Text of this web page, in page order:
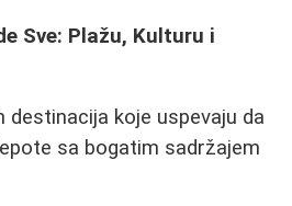
Sve: Plažu, Kulturu i
destinacija koje uspevaju da
sa bogatim sadržajem